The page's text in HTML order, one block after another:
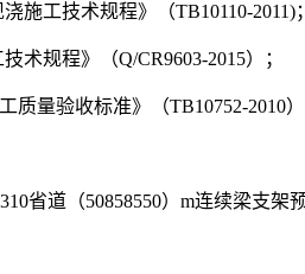
施工技术规程》（TB10110-2011)；
术规程》（Q/CR9603-2015）；
质量验收标准》（TB10752-2010）
省道（50858550）m连续梁支架